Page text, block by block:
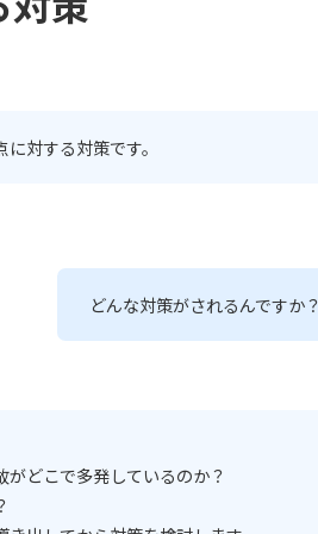
対する対策です。
どんな対策がされるんですか
がどこで多発しているのか？